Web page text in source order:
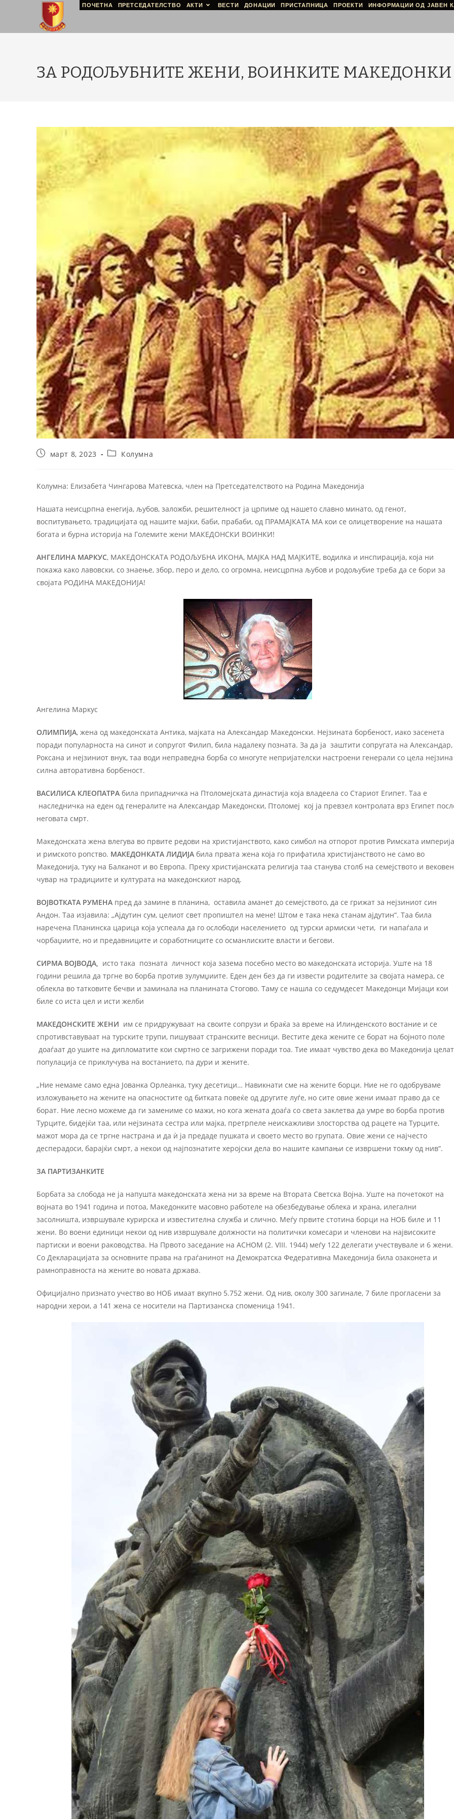
ПОЧЕТНА ПРЕТСЕДАТЕЛСТВО АКТИ ВЕСТИ ДОНАЦИИ ПРИСТАПНИЦА ПРОЕКТИ ИНФОРМАЦИИ ОД ЈАВЕН
ЗА РОДОЉУБНИТЕ ЖЕНИ, ВОИНКИТЕ МАКЕДОНКИ
март 8, 2023 Колумна
Колумна: Елизабета Чингарова Матевска, член на Претседателството на Родина Македонија
Нашата неисцрпна енегија, љубов, заложби, решителност ја црпиме од нашето славно минато, од генот,
воспитувањето, традицијата од нашите мајки, баби, прабаби, од ПРАМАЈКАТА МА кои се олицетворение на нашата
богата и бурна историја на Големите жени МАКЕДОНСКИ ВОИНКИ!
АНГЕЛИНА МАРКУС, МАКЕДОНСКАТА РОДОЉУБНА ИКОНА, МАЈКА НАД МАЈКИТЕ, водилка и инспирација, која ни
покажа како лавовски, со знаење, збор, перо и дело, со огромна, неисцрпна љубов и родољубие треба да се бори за
својата РОДИНА МАКЕДОНИЈА!
Ангелина Маркус
ОЛИМПИЈА, жена од македонската Антика, мајката на Александар Македонски. Нејзината борбеност, иако засенета
поради популарноста на синот и сопругот Филип, била надалеку позната. За да ја заштити сопругата на Александар,
Роксана и нејзиниот внук, таа води неправедна борба со многуте непријателски настроени генерали со цела нејзина
силна авторативна борбеност.
ВАСИЛИСА КЛЕОПАТРА била припадничка на Птоломејската династија која владеела со Стариот Египет. Таа е
наследничка на еден од генералите на Александар Македонски, Птоломеј кој ја превзел контролата врз Египет
неговата смрт.
Македонската жена влегува во првите редови на христијанството, како симбол на отпорот против Римската империја
и римското ропство. МАКЕДОНКАТА ЛИДИЈА била првата жена која го прифатила христијанството не само во
Македонија, туку на Балканот и во Европа. Преку христијанската религија таа станува столб на семејството и вековен
чувар на традициите и културата на македонскиот народ.
ВОЈВОТКАТА РУМЕНА пред да замине в планина, оставила аманет до семејството, да се грижат за нејзиниот син
Андон. Таа изјавила: „Ајдутин сум, целиот свет пропиштел на мене! Штом е така нека станам ајдутин“. Таа била
наречена Планинска царица која успеала да го ослободи населението од турски армиски чети, ги напаѓала и
чорбаџиите, но и предавниците и соработниците со османлиските власти и бегови.
СИРМА ВОЈВОДА, исто така позната личност која зазема посебно место во македонската историја. Уште на 18
години решила да тргне во борба против зулумџиите. Еден ден без да ги извести родителите за својата намера, се
облекла во татковите бечви и заминала на планината Стогово. Таму се нашла со седумдесет Македонци Мијаци кои
биле со иста цел и исти желби
МАКЕДОНСКИТЕ ЖЕНИ им се придружуваат на своите сопрузи и браќа за време на Илинденското востание и се
спротивставуваат на турските трупи, пишуваат странските весници. Вестите дека жените се борат на бојното поле
доаѓаат до ушите на дипломатите кои смртно се загрижени поради тоа. Тие имаат чувство дека во Македонија
популација се приклучува на востанието, па дури и жените.
„Ние немаме само една Јованка Орлеанка, туку десетици… Навикнати сме на жените борци. Ние не го одобруваме
изложувањето на жените на опасностите од битката повеќе од другите луѓе, но сите овие жени имаат право да се
борат. Ние лесно можеме да ги замениме со мажи, но кога жената доаѓа со света заклетва да умре во борба против
Турците, бидејќи таа, или нејзината сестра или мајка, претрпеле неискажливи злосторства од рацете на Турците,
мажот мора да се тргне настрана и да ѝ ја предаде пушката и своето место во групата. Овие жени се најчесто
десперадоси, барајќи смрт, а некои од најпознатите херојски дела во нашите кампањи се извршени токму од нив“.
ЗА ПАРТИЗАНКИТЕ
Борбата за слобода не ја напушта македонската жена ни за време на Втората Светска Војна. Уште на почетокот на
војната во 1941 година и потоа, Македонките масовно работеле на обезбедување облека и храна, илегални
засолништа, извршувале курирска и известителна служба и слично. Меѓу првите стотина борци на НОБ биле и 11
жени. Во воени единици некои од нив извршувале должности на политички комесари и членови на највисоките
партиски и воени раководства. На Првото заседание на АСНОМ (2. VIII. 1944) меѓу 122 делегати учествувале и 6 жени.
Со Декларацијата за основните права на граѓанинот на Демократска Федеративна Македонија била озаконета и
рамноправноста на жените во новата држава.
Официјално признато учество во НОБ имаат вкупно 5.752 жени. Од нив, околу 300 загинале, 7 биле прогласени за
народни херои, а 141 жена се носители на Партизанска споменица 1941.